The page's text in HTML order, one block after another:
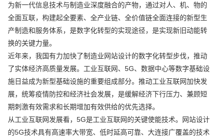
为新一代信息技术与制造业深度融合的产物，通过对人、机、物的
全面互联，构建起全要素、全产业链、全价值链全面连接的新型生
产制造和服务体系，是数字化转型的实现途径，是实现新旧动能转
换的关键力量。
近年来，我国有力加快了制造业网站设计的数字化转型步伐，推动
了实体经济高质量发展。工业互联网、5G、数据中心等数字基础设
施日益成为新型基础设施的重要组成部分。推动工业互联网加快发
展，统筹疫情防控和经济社会发展，是缓解经济下行压力、兼顾短
期刺激有效需求和长期增加有效供给的优先选择。
从工业互联网发展看，5G是工业互联网的关键使能技术。网站设计
的5G技术具有高速率大带宽、低时延高可靠、大连接广覆盖的技术